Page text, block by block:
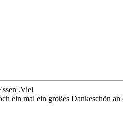
.Viel
ein mal ein großes Dankeschön an